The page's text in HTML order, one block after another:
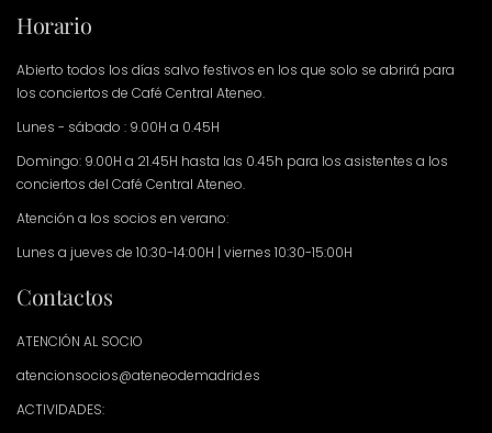
Horario
Abierto todos los días salvo festivos en los que solo se abrirá para
los conciertos de Café Central Ateneo.
Lunes - sábado : 9.00H a 0.45H
Domingo: 9.00H a 21.45H hasta las 0.45h para los asistentes a los
conciertos del Café Central Ateneo.
Atención a los socios en verano:
Lunes a jueves de 10:30-14:00H | viernes 10:30-15:00H
Contactos
ATENCIÓN AL SOCIO
atencionsocios@ateneodemadrid.es
ACTIVIDADES: